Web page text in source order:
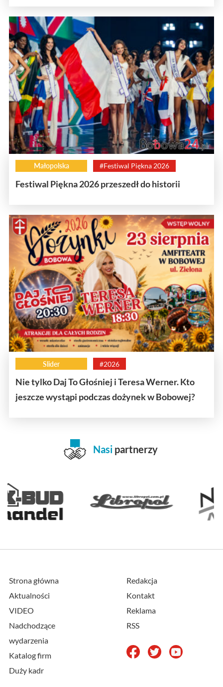
Małopolska #Festiwal Piękna 2026
Festiwal Piękna 2026 przeszedł do historii
Slider #2026
Nie tylko Daj To Głośniej i Teresa Werner. Kto
jeszcze wystąpi podczas dożynek w Bobowej?
Nasi partnerzy
Strona główna
Aktualności
VIDEO
Nadchodzące
wydarzenia
Katalog firm
Duży kadr
Redakcja
Kontakt
Reklama
RSS